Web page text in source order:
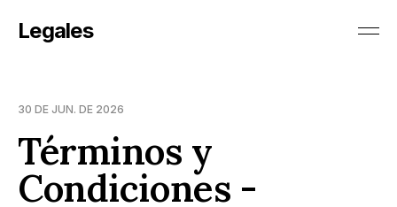
Legales
30 DE JUN. DE 2026
Términos y
Condiciones -